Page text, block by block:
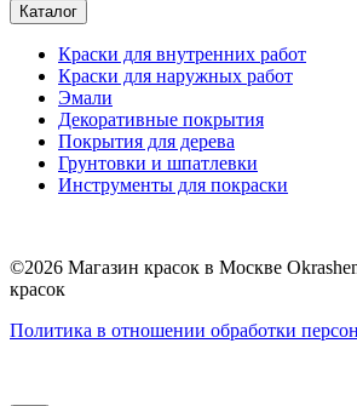
Каталог
Краски для внутренних работ
Краски для наружных работ
Эмали
Декоративные покрытия
Покрытия для дерева
Грунтовки и шпатлевки
Инструменты для покраски
©2026 Магазин красок в Москве
красок
Политикa в отношении обработки